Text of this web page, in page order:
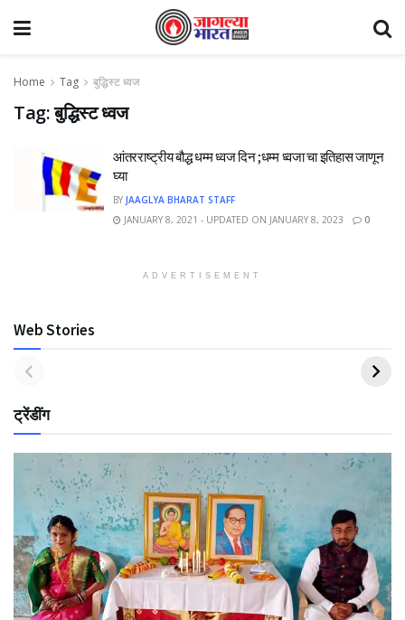
Home Tag बुद्धिस्ट ध्वज
Tag:बुद्धिस्ट ध्वज
आंतरराष्ट्रीय बौद्ध धम्म ध्वज दिन ;धम्म ध्वजा चा इतिहास जाणून
घ्या
BY JAAGLYA BHARAT STAFF
JANUARY 8, 2021 - UPDATED ON JANUARY 8, 2023
0
ADVERTISEMENT
Web Stories
ट्रेंडींग